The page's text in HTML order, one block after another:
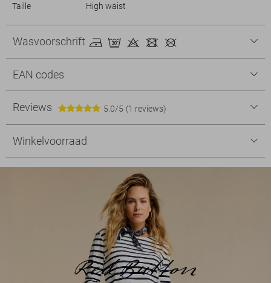
Taille
High waist
Wasvoorschrift
EAN codes
Reviews 5.0/5 (1 reviews)
Winkelvoorraad